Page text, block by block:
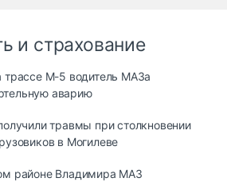
и страхование
трассе М-5 водитель МАЗа
аварию
травмы при столкновении
в Могилеве
районе Владимира МАЗ